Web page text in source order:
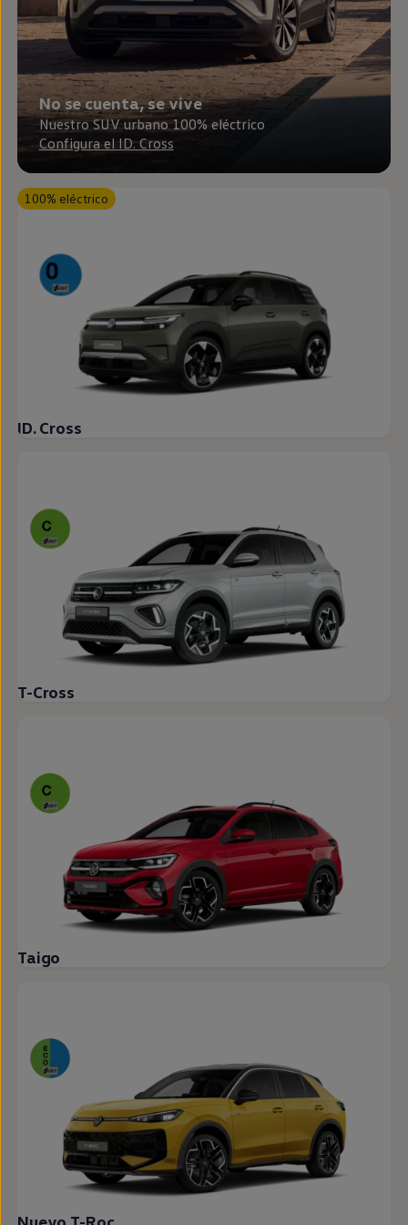
Passat
Touareg
t-roc-1
Asistencia en carretera
No se cuenta, se vive
Nuestro SUV urbano 100% eléctrico
Configura el ID. Cross
100% eléctrico
ID. Cross
T-Cross
Taigo